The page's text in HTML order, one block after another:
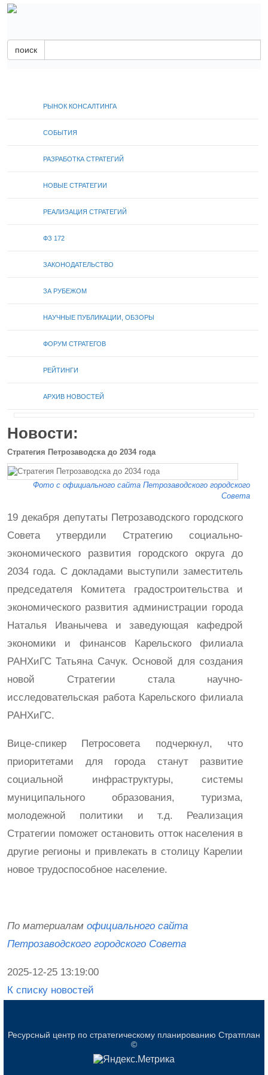
поиск
РЫНОК КОНСАЛТИНГА
СОБЫТИЯ
РАЗРАБОТКА СТРАТЕГИЙ
НОВЫЕ СТРАТЕГИИ
РЕАЛИЗАЦИЯ СТРАТЕГИЙ
ФЗ 172
ЗАКОНОДАТЕЛЬСТВО
ЗА РУБЕЖОМ
НАУЧНЫЕ ПУБЛИКАЦИИ, ОБЗОРЫ
ФОРУМ СТРАТЕГОВ
РЕЙТИНГИ
АРХИВ НОВОСТЕЙ
Новости:
Стратегия Петрозаводска до 2034 года
Фото с официального сайта Петрозаводского городского
Совета
19 декабря депутаты Петрозаводского городского
Совета утвердили Стратегию социально-
экономического развития городского округа до
2034 года. С докладами выступили заместитель
председателя Комитета градостроительства и
экономического развития администрации города
Наталья Иванычева и заведующая кафедрой
экономики и финансов Карельского филиала
РАНХиГС Татьяна Сачук. Основой для создания
новой Стратегии стала научно-
исследовательская работа Карельского филиала
РАНХиГС.
Вице-спикер Петросовета подчеркнул, что
приоритетами для города станут развитие
социальной инфраструктуры, системы
муниципального образования, туризма,
молодежной политики и т.д. Реализация
Стратегии поможет остановить отток населения в
другие регионы и привлекать в столицу Карелии
новое трудоспособное население.
По материалам официального сайта
Петрозаводского городского Совета
2025-12-25 13:19:00
К списку новостей
Ресурсный центр по стратегическому планированию Стратплан
©